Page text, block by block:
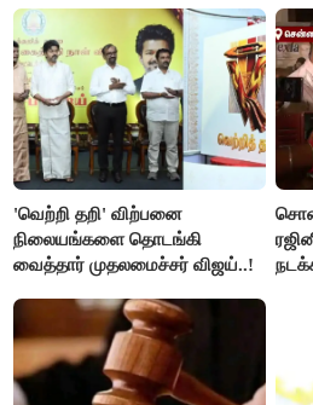
'வெற்றி தறி' விற்பனை
நிலையங்களை தொடங்கி
வைத்தார் முதலமைச்சர் விஜய்..!